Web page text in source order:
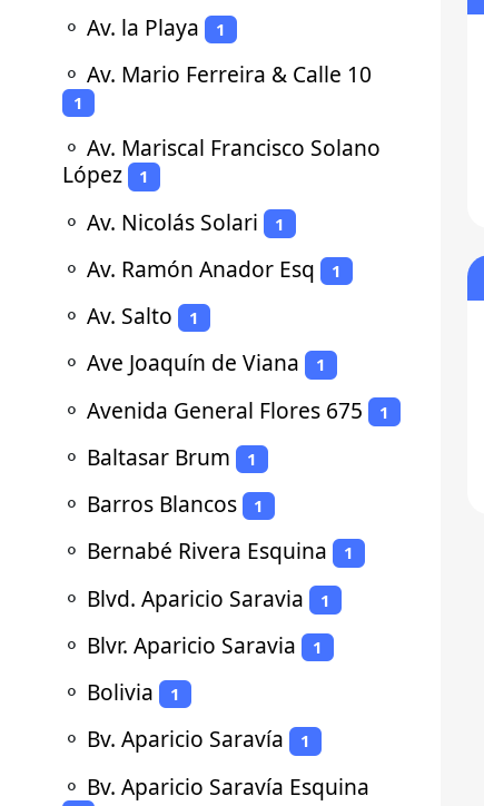
⚬ Av. la Playa 1
⚬ Av. Mario Ferreira & Calle 10
1
⚬ Av. Mariscal Francisco Solano
López
1
⚬ Av. Nicolás Solari 1
⚬ Av. Ramón Anador Esq 1
⚬ Av. Salto 1
⚬ Ave Joaquín de Viana 1
⚬ Avenida General Flores 675 1
⚬ Baltasar Brum 1
⚬ Barros Blancos 1
⚬ Bernabé Rivera Esquina 1
⚬ Blvd. Aparicio Saravia 1
⚬ Blvr. Aparicio Saravia 1
⚬ Bolivia 1
⚬ Bv. Aparicio Saravía 1
⚬ Bv. Aparicio Saravía Esquina